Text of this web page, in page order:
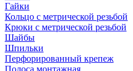
Гайки
Кольцо с метрической резьбой
Крюки с метрической резьбой
Шайбы
Шпильки
Перфорированный крепеж
Полоса монтажная